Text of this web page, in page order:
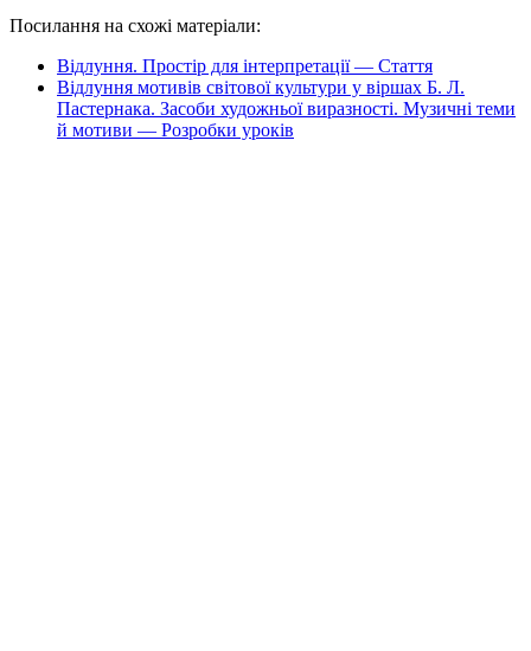
Посилання на схожі матеріали:
Відлуння. Простір для інтерпретації — Стаття
Відлуння мотивів світової культури у віршах Б. Л.
Пастернака. Засоби художньої виразності. Музичні теми
й мотиви — Розробки уроків